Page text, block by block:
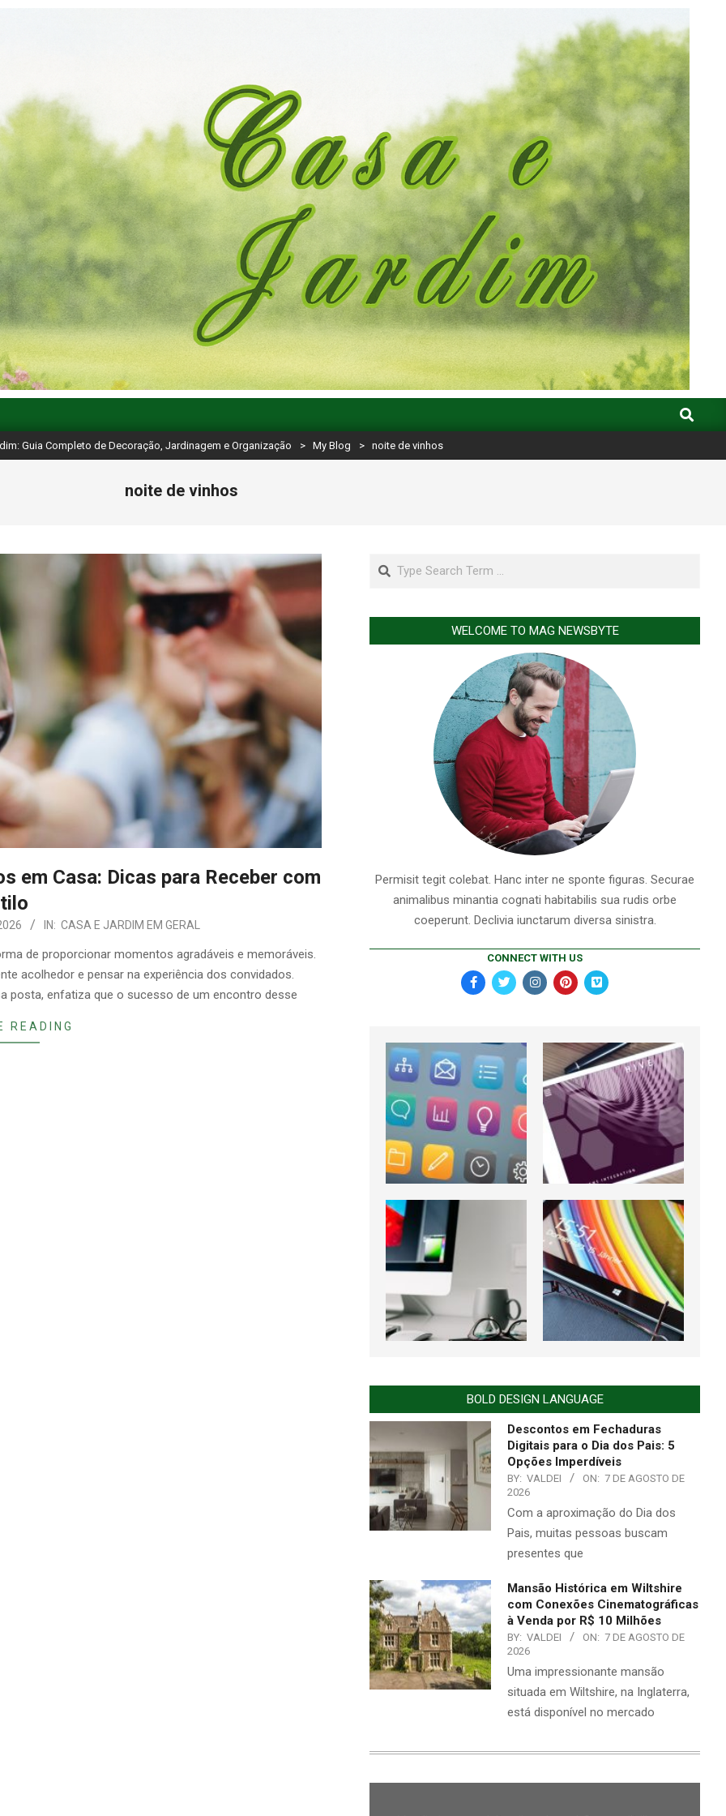
Search
Guia Completo de Decoração, Jardinagem e Organização > My Blog > noite de vinhos
noite de vinhos
em Casa: Dicas para Receber com
IN: CASA E JARDIM EM GERAL
de proporcionar momentos agradáveis e memoráveis.
acolhedor e pensar na experiência dos convidados.
posta, enfatiza que o sucesso de um encontro desse
READING
Search
WELCOME TO MAG NEWSBYTE
Permisit tegit colebat. Hanc inter ne sponte figuras. Securae
animalibus minantia cognati habitabilis sua rudis orbe
coeperunt. Declivia iunctarum diversa sinistra.
CONNECT WITH US
BOLD DESIGN LANGUAGE
Descontos em Fechaduras
Digitais para o Dia dos Pais: 5
Opções Imperdíveis
BY: VALDEI ON: 7 DE AGOSTO DE
2026
Com a aproximação do Dia dos
Pais, muitas pessoas buscam
presentes que
Mansão Histórica em Wiltshire
com Conexões Cinematográficas
à Venda por R$ 10 Milhões
BY: VALDEI ON: 7 DE AGOSTO DE
2026
Uma impressionante mansão
situada em Wiltshire, na Inglaterra,
está disponível no mercado